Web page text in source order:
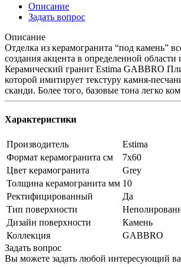
Описание
Задать вопрос
Описание
Отделка из керамогранита “под камень”
создания акцента в определенной
Керамический гранит Estima GABBRO
которой имитирует текстуру камня-
сканди. Более того, базовые тона легко
Характеристики
Производитель
Estima
Формат керамогранита см
7х60
Цвет керамогранита
Grey
Толщина керамогранита мм 10
Ректифицированный
Да
Тип поверхности
Дизайн поверхности
Камень
Коллекция
GABBRO
Задать вопрос
Вы можете задать любой интересующий